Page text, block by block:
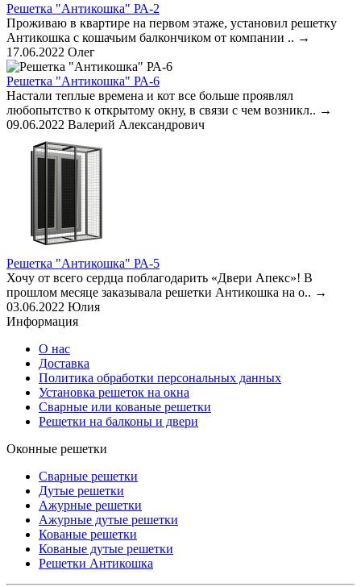
Решетка "Антикошка" РА-2
Проживаю в квартире на первом этаже, установил решетку
Антикошка с кошачьим балкончиком от компании .. →
17.06.2022 Олег
Решетка "Антикошка" РА-6
Настали теплые времена и кот все больше проявлял
любопытство к открытому окну, в связи с чем возникл.. →
09.06.2022 Валерий Александрович
Решетка "Антикошка" РА-5
Хочу от всего сердца поблагодарить «Двери Апекс»! В
прошлом месяце заказывала решетки Антикошка на о.. →
03.06.2022 Юлия
Информация
О нас
Доставка
Политика обработки персональных данных
Установка решеток на окна
Сварные или кованые решетки
Решетки на балконы и двери
Оконные решетки
Сварные решетки
Дутые решетки
Ажурные решетки
Ажурные дутые решетки
Кованые решетки
Кованые дутые решетки
Решетки Антикошка